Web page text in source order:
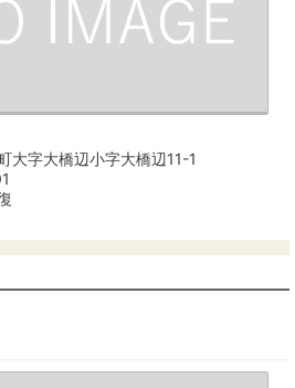
大字大橋辺小字大橋辺11-1